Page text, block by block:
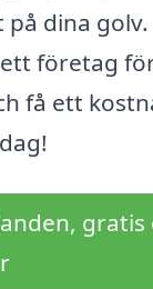
dina golv.
företag
få ett